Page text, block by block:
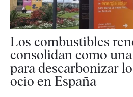
Los combustibles
consolidan como
para descarbonizar
ocio en España